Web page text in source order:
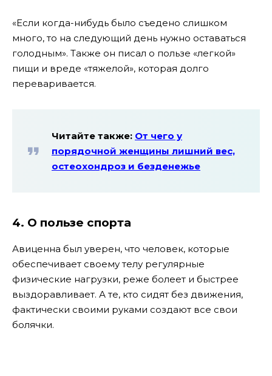
«Если когда-нибудь было съедено слишком
много, то на следующий день нужно оставаться
голодным». Также он писал о пользе «легкой»
пищи и вреде «тяжелой», которая долго
переваривается.
Читайте также: От чего у
порядочной женщины лишний вес,
остеохондроз и безденежье
4. О пользе спорта
Авиценна был уверен, что человек, которые
обеспечивает своему телу регулярные
физические нагрузки, реже болеет и быстрее
выздоравливает. А те, кто сидят без движения,
фактически своими руками создают все свои
болячки.